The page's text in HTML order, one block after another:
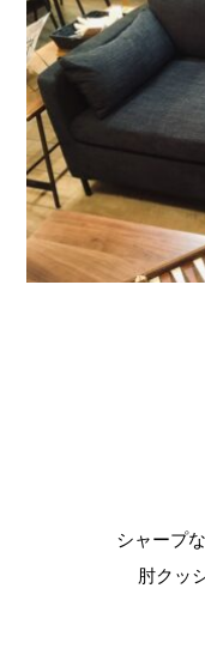
シャープ
肘クッ